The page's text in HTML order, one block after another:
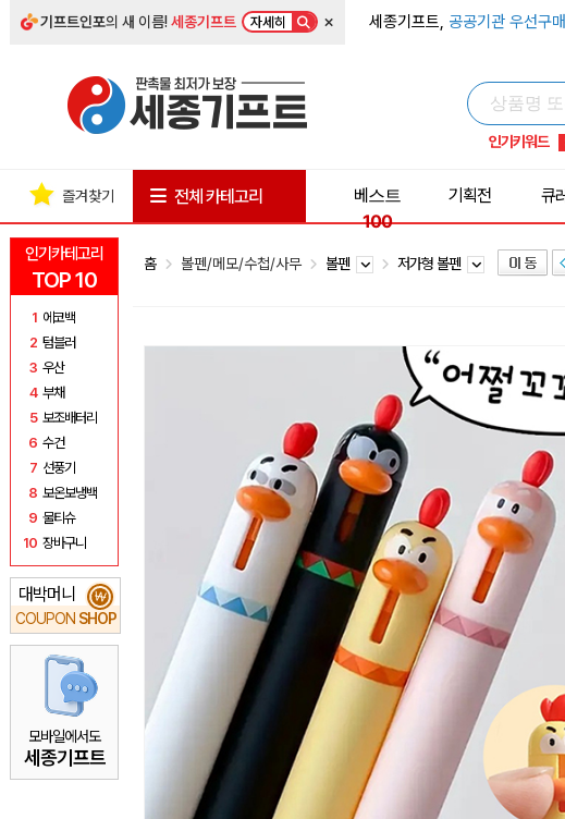
기프트인포의 새 이름!세종기프트 자세히 × 세종기프트, 공공기관 우선구
인기키워드
5
인기카테고리
TOP 10
1 에코백
2 텀블러
3 우산
4 부채
5 보조배터리
6 수건
7 선풍기
8 보온보냉백
9 물티슈
10 장바구니
대박머니
COUPON SHOP
₩
모바일에서도
세종기프트
즐겨찾기 전체 카테고리
베스트
100
기획전 큐
홈 볼펜/메모/수첩/사무 볼펜 저가형 볼펜